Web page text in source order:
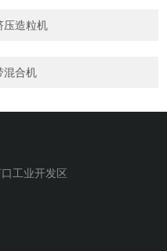
压造粒机
混合机
工业开发区